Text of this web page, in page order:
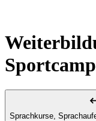
Sprachkurse,